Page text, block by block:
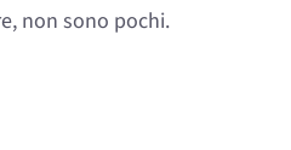
non sono pochi.